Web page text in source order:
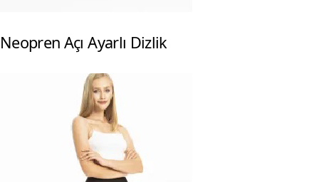
Neopren Açı Ayarlı Dizlik